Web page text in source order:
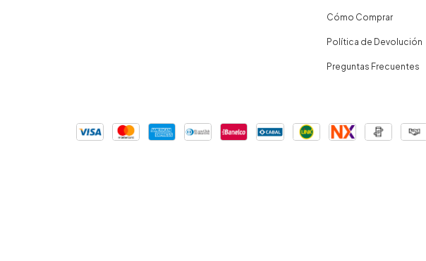
Cómo Comprar
Política de Devolución
Preguntas Frecuentes